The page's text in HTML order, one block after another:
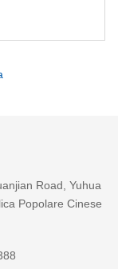
Road, Yuhua
Popolare Cinese